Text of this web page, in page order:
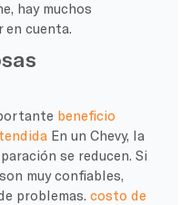
hay muchos
cuenta.
beneficio
En un Chevy, la
se reducen. Si
muy confiables,
problemas. costo de